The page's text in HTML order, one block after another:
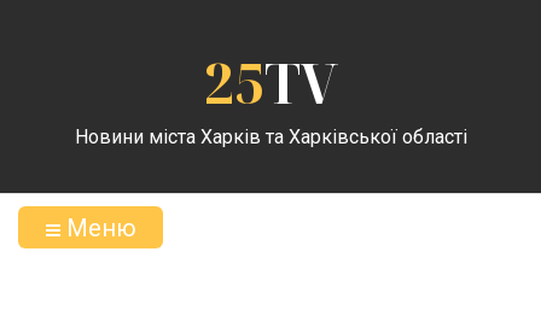
25TV
Новини міста Харків та Харківської області
Меню